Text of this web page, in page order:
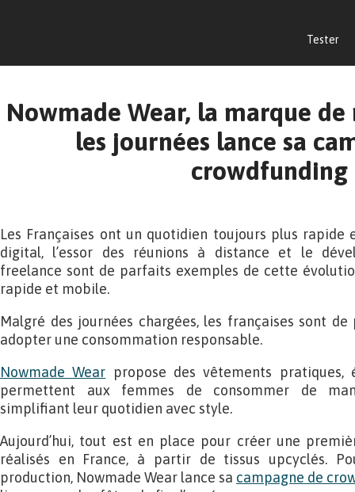
Tester
Nowmade Wear, la marque
les journées lance sa
crowdfunding
Les Françaises ont un quotidien toujours plus rapide
digital, l’essor des réunions à distance et le
freelance sont de parfaits exemples de cette
rapide et mobile.
Malgré des journées chargées, les françaises sont
adopter une consommation responsable.
Nowmade Wear propose des vêtements pratiques,
permettent aux femmes de consommer de
simplifiant leur quotidien avec style.
Aujourd’hui, tout est en place pour créer une
réalisés en France, à partir de tissus upcyclés.
production, Nowmade Wear lance sa campagne de